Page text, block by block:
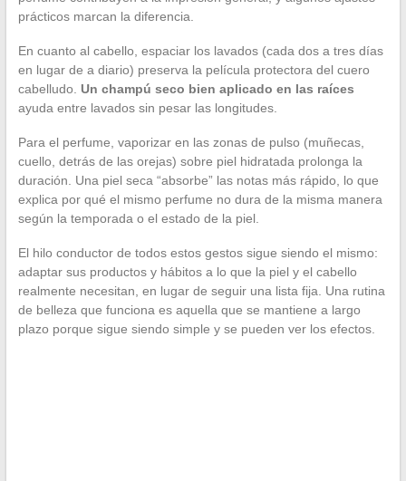
prácticos marcan la diferencia.
En cuanto al cabello, espaciar los lavados (cada dos a tres días
en lugar de a diario) preserva la película protectora del cuero
cabelludo. Un champú seco bien aplicado en las raíces
ayuda entre lavados sin pesar las longitudes.
Para el perfume, vaporizar en las zonas de pulso (muñecas,
cuello, detrás de las orejas) sobre piel hidratada prolonga la
duración. Una piel seca “absorbe” las notas más rápido, lo que
explica por qué el mismo perfume no dura de la misma manera
según la temporada o el estado de la piel.
El hilo conductor de todos estos gestos sigue siendo el mismo:
adaptar sus productos y hábitos a lo que la piel y el cabello
realmente necesitan, en lugar de seguir una lista fija. Una rutina
de belleza que funciona es aquella que se mantiene a largo
plazo porque sigue siendo simple y se pueden ver los efectos.